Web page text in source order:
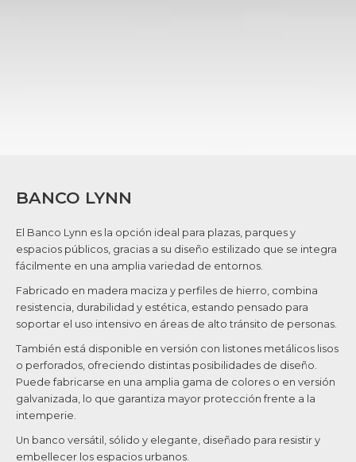
BANCO LYNN
El Banco Lynn es la opción ideal para plazas, parques y
espacios públicos, gracias a su diseño estilizado que se integra
fácilmente en una amplia variedad de entornos.
Fabricado en madera maciza y perfiles de hierro, combina
resistencia, durabilidad y estética, estando pensado para
soportar el uso intensivo en áreas de alto tránsito de personas.
También está disponible en versión con listones metálicos lisos
o perforados, ofreciendo distintas posibilidades de diseño.
Puede fabricarse en una amplia gama de colores o en versión
galvanizada, lo que garantiza mayor protección frente a la
intemperie.
Un banco versátil, sólido y elegante, diseñado para resistir y
embellecer los espacios urbanos.